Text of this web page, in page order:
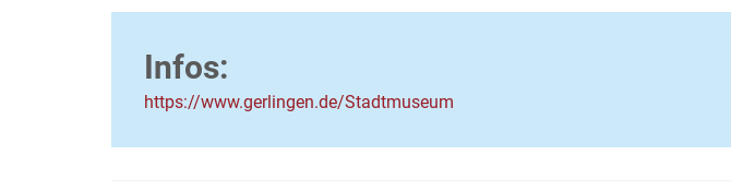
Infos:
https://www.gerlingen.de/Stadtmuseum